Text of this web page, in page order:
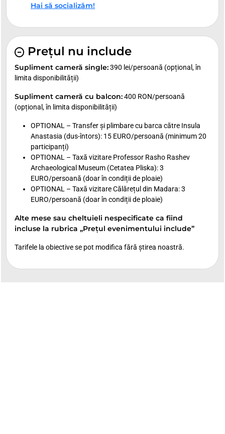
Hai să socializăm!
Prețul nu include
Supliment cameră single:390 lei/persoană (opțional, în
limita disponibilității)
Supliment cameră cu balcon:400 RON/persoană
(opțional, în limita disponibilității)
OPTIONAL – Transfer și plimbare cu barca către Insula
Anastasia (dus-întors): 15 EURO/persoană (minimum 20
participanți)
OPTIONAL – Taxă vizitare Professor Rasho Rashev
Archaeological Museum (Cetatea Pliska): 3
EURO/persoană (doar în condiții de ploaie)
OPTIONAL – Taxă vizitare Călărețul din Madara: 3
EURO/persoană (doar în condiții de ploaie)
Alte mese sau cheltuieli nespecificate ca fiind
incluse la rubrica „Prețul evenimentului include”
Tarifele la obiective se pot modifica fără știrea noastră.